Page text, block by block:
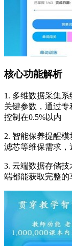
核心功能解析
1. 多维数据采集
关键参数，通过
控制在0.5%以内
2. 智能保养提醒模
滤芯等维保需求
3. 云端数据存储
端都能获取完整的